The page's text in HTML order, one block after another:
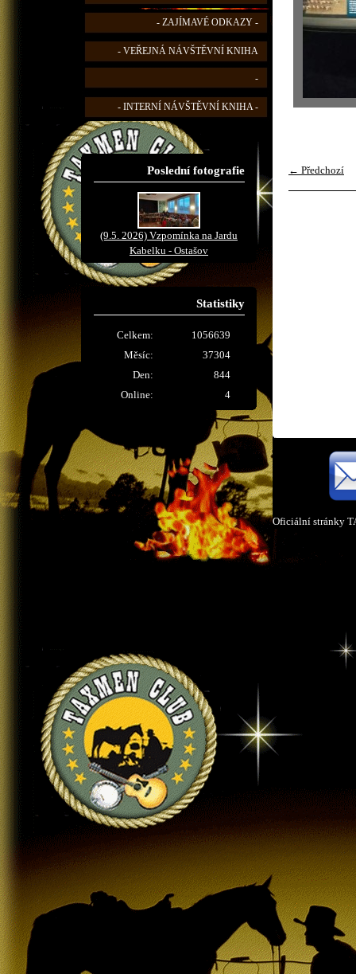
- ZAJÍMAVÉ ODKAZY -
- VEŘEJNÁ NÁVŠTĚVNÍ KNIHA
-
- INTERNÍ NÁVŠTĚVNÍ KNIHA -
Poslední fotografie
(9.5. 2026) Vzpomínka na Jardu
Kabelku - Ostašov
Statistiky
Online: 4
Celkem:
1056639
Měsíc:
37304
Den:
844
← Předchozí
Oficiální stránky